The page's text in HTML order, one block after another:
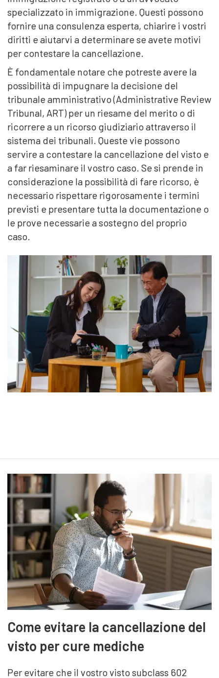
specializzato in immigrazione. Questi possono
fornire una consulenza esperta, chiarire i vostri
diritti e aiutarvi a determinare se avete motivi
per contestare la cancellazione.
È fondamentale notare che potreste avere la
possibilità di impugnare la decisione del
tribunale amministrativo (Administrative Review
Tribunal, ART) per un riesame del merito o di
ricorrere a un ricorso giudiziario attraverso il
sistema dei tribunali. Queste vie possono
servire a contestare la cancellazione del visto e
a far riesaminare il vostro caso. Se si prende in
considerazione la possibilità di fare ricorso, è
necessario rispettare rigorosamente i termini
previsti e presentare tutta la documentazione o
le prove necessarie a sostegno del proprio
caso.
Come evitare la cancellazione del
visto per cure mediche
Per evitare che il vostro visto subclass 602